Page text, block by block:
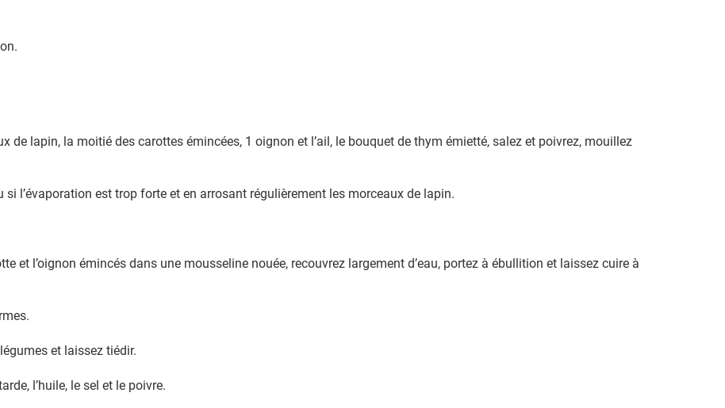
de lapin, la moitié des carottes émincées, 1 oignon et l’ail, le bouquet de thym émietté, salez et poivrez, mouillez
si l’évaporation est trop forte et en arrosant régulièrement les morceaux de lapin.
et l’oignon émincés dans une mousseline nouée, recouvrez largement d’eau, portez à ébullition et laissez cuire à
et laissez tiédir.
l’huile, le sel et le poivre.